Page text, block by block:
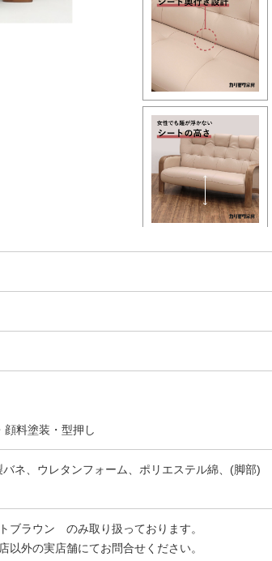
料塗装・型押し
ネ、ウレタンフォーム、ポリエステル綿、(脚部)
ブラウン のみ取り扱っております。
以外の実店舗にてお問合せください。